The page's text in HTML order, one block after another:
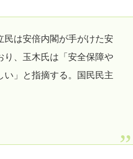
民は安倍内閣が手がけた安
り、玉木氏は「安全保障や
い」と指摘する。国民民主